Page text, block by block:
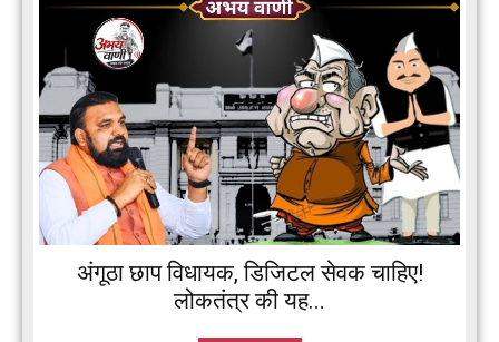
अंगूठा छाप विधायक, डिजिटल सेवक चाहिए!
लोकतंत्र की यह...